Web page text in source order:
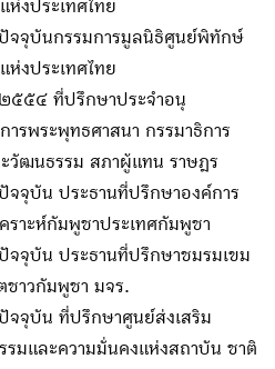
ห่งประเทศไทย
จุบันกรรมการมูลนิธิศูนย์พิทักษ์
ห่งประเทศไทย
๕๔ ที่ปรึกษาประจำอนุ
ารพระพุทธศาสนา กรรมาธิการ
วัฒนธรรม สภาผู้แทน ราษฎร
บัน ประธานที่ปรึกษาองค์การ
ราะห์กัมพูชาประเทศกัมพูชา
บัน ประธานที่ปรึกษาชมรมเขม
าวกัมพูชา มจร.
จุบัน ที่ปรึกษาศูนย์ส่งเสริม
รมและความมั่นคงแห่งสถาบัน ชาติ